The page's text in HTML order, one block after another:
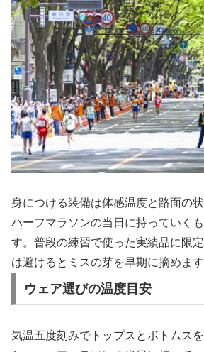
身につける装備は体感温度と路面の
ハーフマラソンの当日に持っていく
す。普段の練習で使った実績品に限
は避けるとミスの芽を早期に摘めます
ウェア選びの温度目安
気温五度刻みでトップスとボトムス